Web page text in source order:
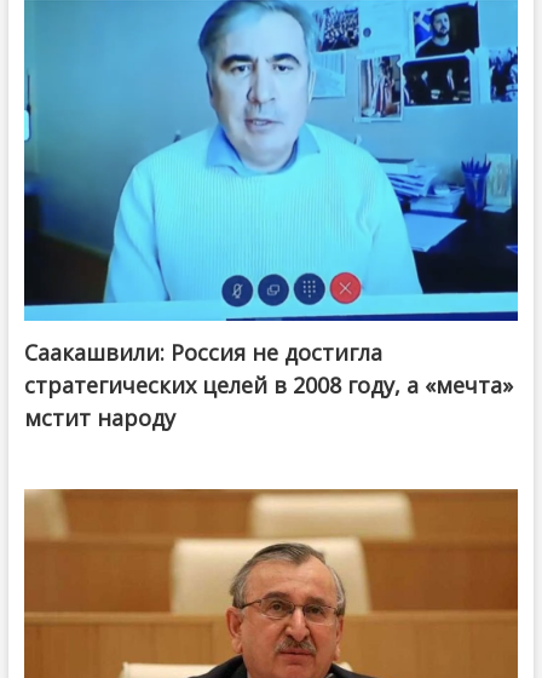
Саакашвили: Россия не достигла
стратегических целей в 2008 году, а «мечта»
мстит народу